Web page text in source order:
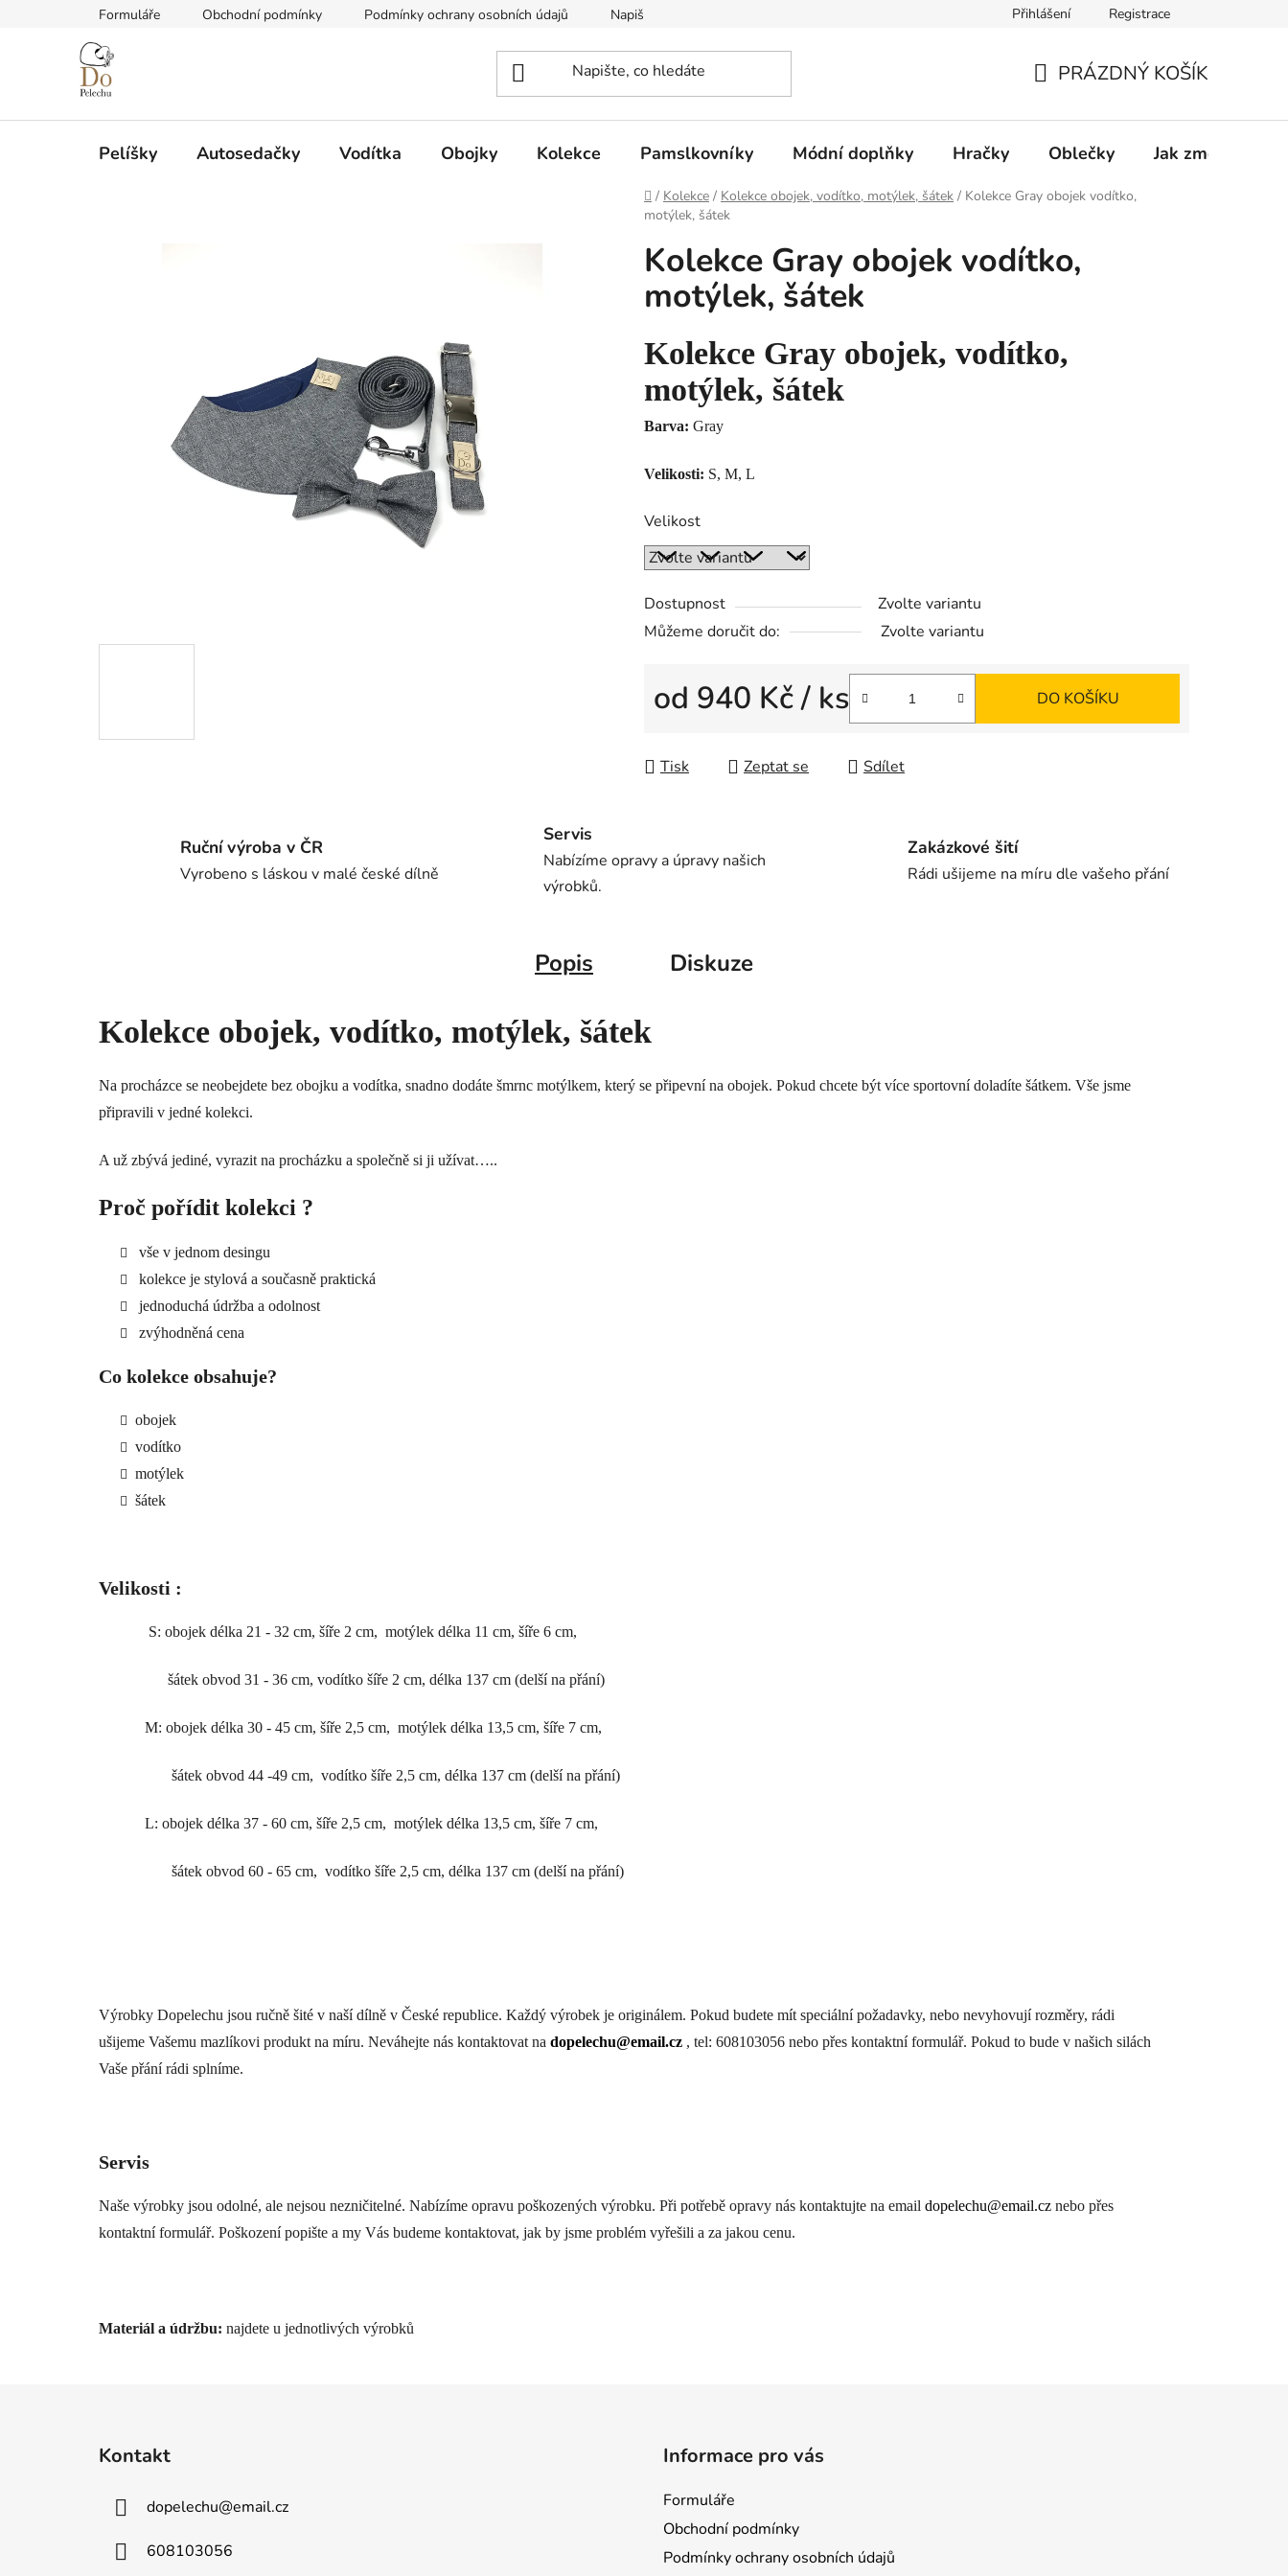
Formuláře Obchodní podmínky Podmínky ochrany osobních údajů Napište nám Přihlášení Registrace
KOŠÍK
PRÁZDNÝ KOŠÍK
Pelíšky Autosedačky Vodítka Obojky Kolekce Pamslkovníky Módní doplňky Hračky Oblečky Jak změřit
Domů
/ Kolekce / Kolekce obojek, vodítko, motýlek, šátek / Kolekce Gray obojek vodítko,
motýlek, šátek
Kolekce Gray obojek vodítko,
motýlek, šátek
Kolekce Gray obojek, vodítko,
motýlek, šátek
Barva: Gray
Velikosti: S, M, L
Velikost
Dostupnost
Zvolte variantu
Můžeme doručit do:
Zvolte variantu
od 940 Kč/ ks DO KOŠÍKU
Tisk Zeptat se Sdílet
Ruční výroba v ČR
Vyrobeno s láskou v malé české dílně
Servis
Nabízíme opravy a úpravy našich
výrobků.
Zakázkové šití
Rádi ušijeme na míru dle vašeho přání
Popis Diskuze
Kolekce obojek, vodítko, motýlek, šátek
Na procházce se neobejdete bez obojku a vodítka, snadno dodáte šmrnc motýlkem, který se připevní na obojek. Pokud chcete být více sportovní doladíte šátkem. Vše jsme
připravili v jedné kolekci.
A už zbývá jediné, vyrazit na procházku a společně si ji užívat…..
Proč pořídit kolekci ?
vše v jednom desingu
kolekce je stylová a současně praktická
jednoduchá údržba a odolnost
zvýhodněná cena
Co kolekce obsahuje?
obojek
vodítko
motýlek
šátek
Velikosti :
S: obojek délka 21 - 32 cm, šíře 2 cm, motýlek délka 11 cm, šíře 6 cm,
šátek obvod 31 - 36 cm, vodítko šíře 2 cm, délka 137 cm (delší na přání)
M: obojek délka 30 - 45 cm, šíře 2,5 cm, motýlek délka 13,5 cm, šíře 7 cm,
šátek obvod 44 -49 cm, vodítko šíře 2,5 cm, délka 137 cm (delší na přání)
L: obojek délka 37 - 60 cm, šíře 2,5 cm, motýlek délka 13,5 cm, šíře 7 cm,
šátek obvod 60 - 65 cm, vodítko šíře 2,5 cm, délka 137 cm (delší na přání)
Výrobky Dopelechu jsou ručně šité v naší dílně v České republice. Každý výrobek je originálem. Pokud budete mít speciální požadavky, nebo nevyhovují rozměry, rádi
ušijeme Vašemu mazlíkovi produkt na míru. Neváhejte nás kontaktovat na dopelechu@email.cz , tel: 608103056 nebo přes kontaktní formulář. Pokud to bude v našich silách
Vaše přání rádi splníme.
Servis
Naše výrobky jsou odolné, ale nejsou nezničitelné. Nabízíme opravu poškozených výrobku. Při potřebě opravy nás kontaktujte na email dopelechu@email.cz nebo přes
kontaktní formulář. Poškození popište a my Vás budeme kontaktovat, jak by jsme problém vyřešili a za jakou cenu.
Materiál a údržbu: najdete u jednotlivých výrobků
Kontakt
dopelechu@email.cz
608103056
Informace pro vás
Formuláře
Obchodní podmínky
Podmínky ochrany osobních údajů